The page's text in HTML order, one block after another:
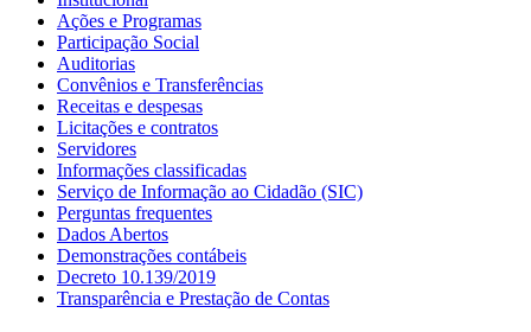
Ações e Programas
Participação Social
Auditorias
Convênios e Transferências
Receitas e despesas
Licitações e contratos
Servidores
Informações classificadas
Serviço de Informação ao Cidadão (SIC)
Perguntas frequentes
Dados Abertos
Demonstrações contábeis
Decreto 10.139/2019
Transparência e Prestação de Contas